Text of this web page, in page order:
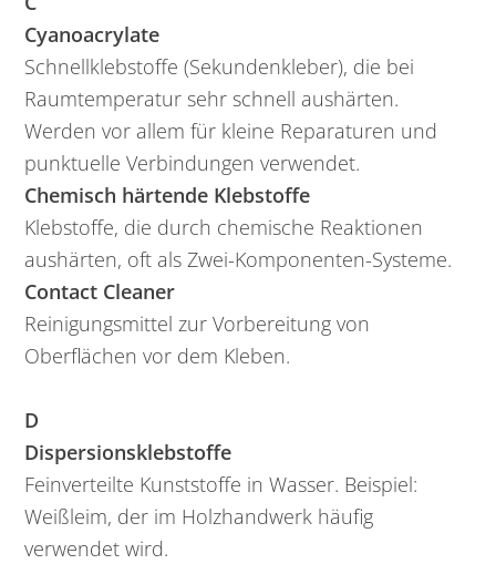
Cyanoacrylate
Schnellklebstoffe (Sekundenkleber), die bei
Raumtemperatur sehr schnell aushärten.
Werden vor allem für kleine Reparaturen und
punktuelle Verbindungen verwendet.
Chemisch härtende Klebstoffe
Klebstoffe, die durch chemische Reaktionen
aushärten, oft als Zwei-Komponenten-Systeme.
Contact Cleaner
Reinigungsmittel zur Vorbereitung von
Oberflächen vor dem Kleben.
D
Dispersionsklebstoffe
Feinverteilte Kunststoffe in Wasser. Beispiel:
Weißleim, der im Holzhandwerk häufig
verwendet wird.